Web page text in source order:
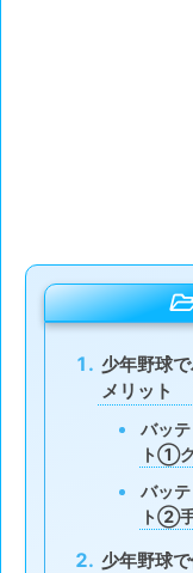
少年野球
メリット
バッ
ト①
バッ
ト②
少年野球